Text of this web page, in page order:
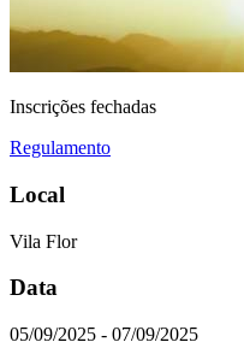
Inscrições fechadas
Regulamento
Local
Vila Flor
Data
05/09/2025 - 07/09/2025